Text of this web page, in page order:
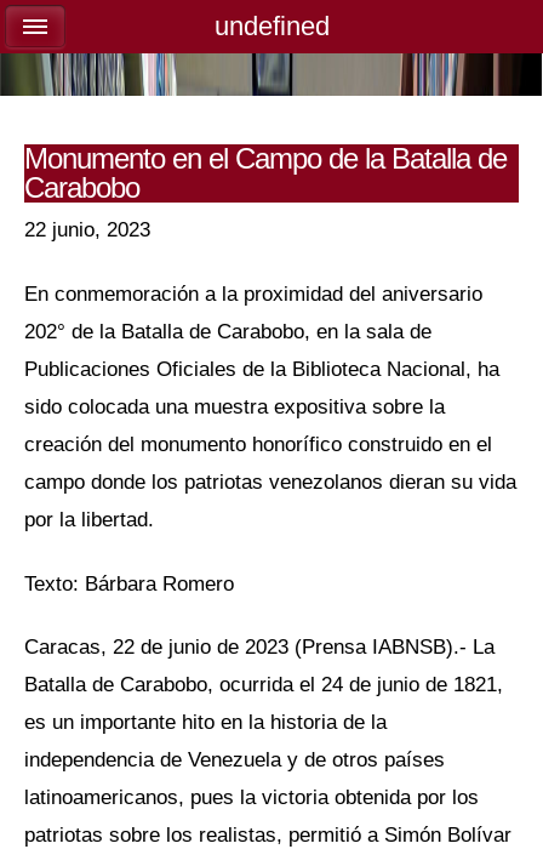
Monumento en el Campo de la Batalla de
Carabobo
22 junio, 2023
En conmemoración a la proximidad del aniversario
202° de la Batalla de Carabobo, en la sala de
Publicaciones Oficiales de la Biblioteca Nacional, ha
sido colocada una muestra expositiva sobre la
creación del monumento honorífico construido en el
campo donde los patriotas venezolanos dieran su vida
por la libertad.
Texto: Bárbara Romero
Caracas, 22 de junio de 2023 (Prensa IABNSB).- La
Batalla de Carabobo, ocurrida el 24 de junio de 1821,
es un importante hito en la historia de la
independencia de Venezuela y de otros países
latinoamericanos, pues la victoria obtenida por los
patriotas sobre los realistas, permitió a Simón Bolívar
undefined
undefined